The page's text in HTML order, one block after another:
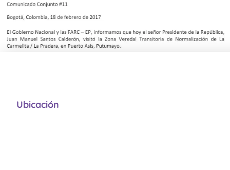
Ubicación